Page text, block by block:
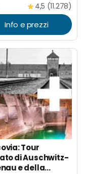
4,5 (11.278)
Info e prezzi
Tour
di Auschwitz-
e della